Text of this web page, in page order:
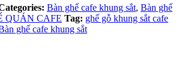
Bàn ghế cafe khung sắt, Bàn ghế
QUÁN CAFE Tag: ghế gỗ khung sắt cafe
ghế cafe khung sắt